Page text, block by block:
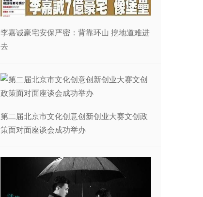
李嘉诚豪宅安保严密：背靠环山 挖地道难进
去
第二届北京市文化创意创新创业大赛文创政
策面对面座谈会成功举办